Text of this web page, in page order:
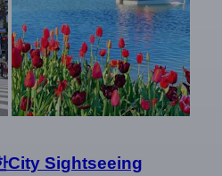
City Sightseeing